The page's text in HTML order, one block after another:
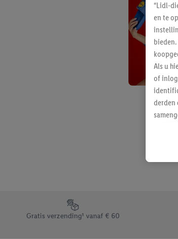
Footerelement met de verschillende USPs van
Gratis verzending¹ vanaf € 60
“Lidl-
en te
Als u
of
derden
Als u
u
niet te
Door